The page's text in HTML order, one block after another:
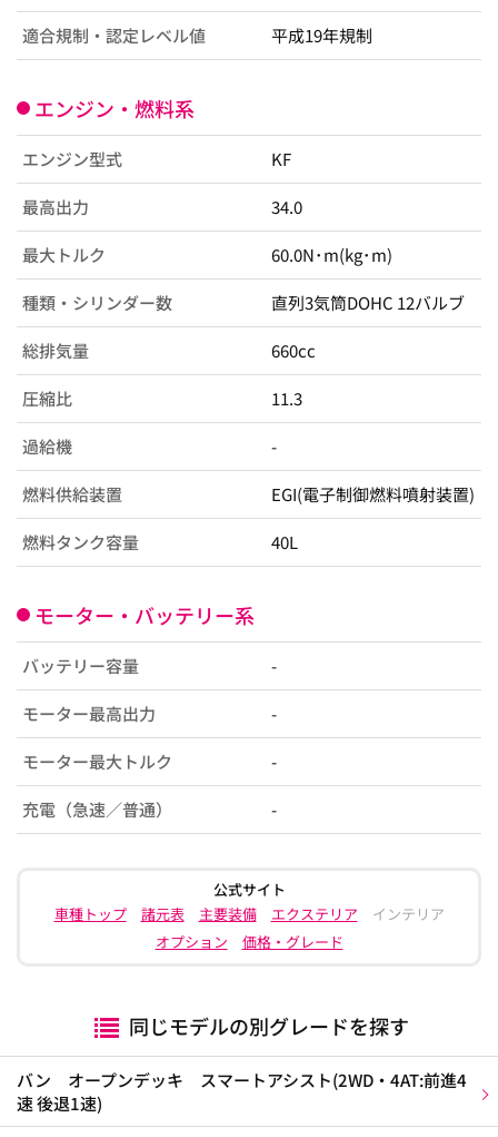
適合規制・認定レベル値 平成19年規制
エンジン・燃料系
エンジン型式 KF
最高出力 34.0
最大トルク 60.0N･m(kg･m)
種類・シリンダー数 直列3気筒DOHC 12バルブ
総排気量 660cc
圧縮比 11.3
過給機 -
燃料供給装置 EGI(電子制御燃料噴射装置)
燃料タンク容量 40L
モーター・バッテリー系
バッテリー容量 -
モーター最高出力 -
モーター最大トルク -
充電（急速／普通） -
公式サイト
車種トップ
諸元表 主要装備 エクステリア
インテリア
オプション
価格・グレード
同じモデルの別グレードを探す
バン オープンデッキ スマートアシスト(2WD・4AT:前進4
速 後退1速)